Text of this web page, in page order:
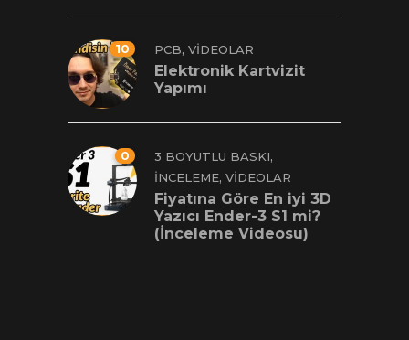
10 PCB, VIDEOLAR
Elektronik Kartvizit
Yapımı
0 3 BOYUTLU BASKI,
İNCELEME, VIDEOLAR
Fiyatına Göre En iyi 3D
Yazıcı Ender-3 S1 mi?
(İnceleme Videosu)